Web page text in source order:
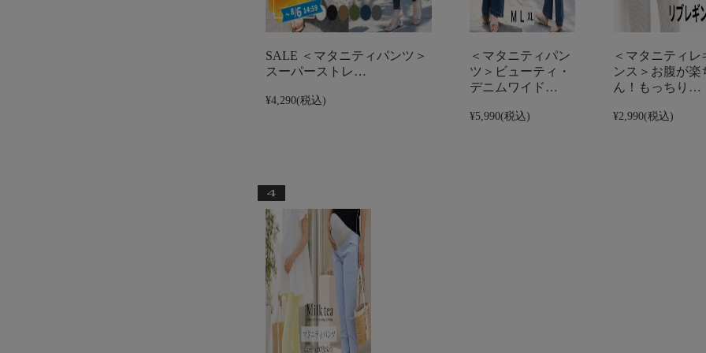
SALE ＜マタニティパンツ＞
スーパーストレ…
¥4,290(税込)
＜マタニティパン
ツ＞ビューティ・
デニムワイド…
¥5,990(税込)
＜マタニティレ
ンス＞お腹が楽
ん！もっちり…
¥2,990(税込)